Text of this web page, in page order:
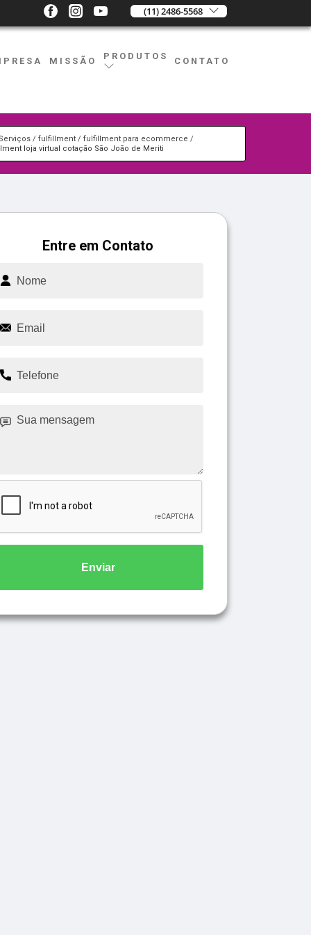
(11) 2486-5568
MISSÃO PRODUTOS CONTATO
Serviços fulfillment
fulfillment para ecommerce
loja virtual cotação São João de Meriti
Entre em Contato
Enviar